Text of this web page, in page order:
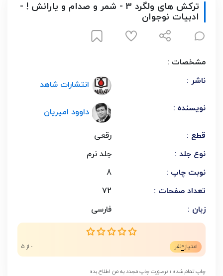
ترکش های ولگرد 3 - شمر و صدام و یارانش ! -
ادبیات نوجوان
مشخصات :
ناشر :
انتشارات شاهد
نویسنده : داوود امیریان
قطع :
رقعی
نوع جلد :
جلد نرم
نوبت چاپ :
8
تعداد صفحات :
72
زبان :
فارسی
امتیاز0نفر - از 5
چاپ تمام شده ؛ درصورت چاپ مجدد به من اطلاع بده